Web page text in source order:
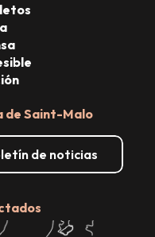
de Saint-Malo
de noticias